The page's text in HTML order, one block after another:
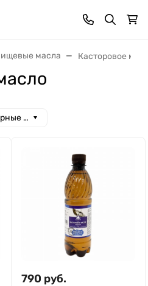
масла Касторовое
сначала
790 руб.